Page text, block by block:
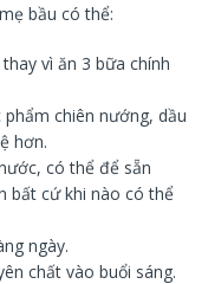
bầu có thể:
vì ăn 3 bữa chính
chiên nướng, dầu
hơn.
có thể để sẵn
bất cứ khi nào có thể
ngày.
chất vào buổi sáng.